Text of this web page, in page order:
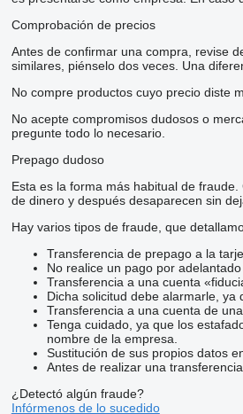
Comprobación de precios
Antes de confirmar una compra, revise
similares, piénselo dos veces. Una
No compre productos cuyo precio diste
No acepte compromisos dudosos o
pregunte todo lo necesario.
Prepago dudoso
Esta es la forma más habitual de
de dinero y después desaparecen sin
Hay varios tipos de fraude, que
Transferencia de prepago a la
No realice un pago por
Transferencia a una cuenta
Dicha solicitud debe alarmarle, ya
Transferencia a una cuenta de
Tenga cuidado, ya que los
nombre de la empresa.
Sustitución de sus propios datos
Antes de realizar una
¿Detectó algún fraude?
Infórmenos de lo sucedido